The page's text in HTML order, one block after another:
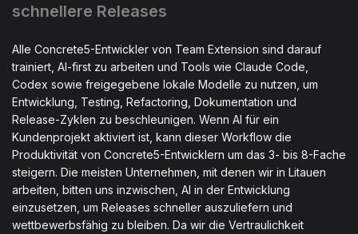
schnellere Releases
Alle Concrete5-Entwickler von Team Extension sind darauf
trainiert, AI-first zu arbeiten und Tools wie Claude Code,
Codex sowie freigegebene lokale Modelle zu nutzen, um
Entwicklung, Testing, Refactoring, Dokumentation und
Release-Zyklen zu beschleunigen. Wenn AI für ein
Kundenprojekt aktiviert ist, kann dieser Workflow die
Produktivität von Concrete5-Entwicklern um das 3- bis 8-Fache
steigern. Die meisten Unternehmen, mit denen wir in Litauen
arbeiten, bitten uns inzwischen, AI in der Entwicklung
einzusetzen, um Releases schneller auszuliefern und
wettbewerbsfähig zu bleiben. Da wir die Vertraulichkeit